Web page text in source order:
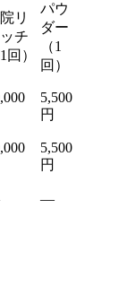
リ
チ
1回）
パウ
ダー
（1
回）
5,500
円
5,500
円
―